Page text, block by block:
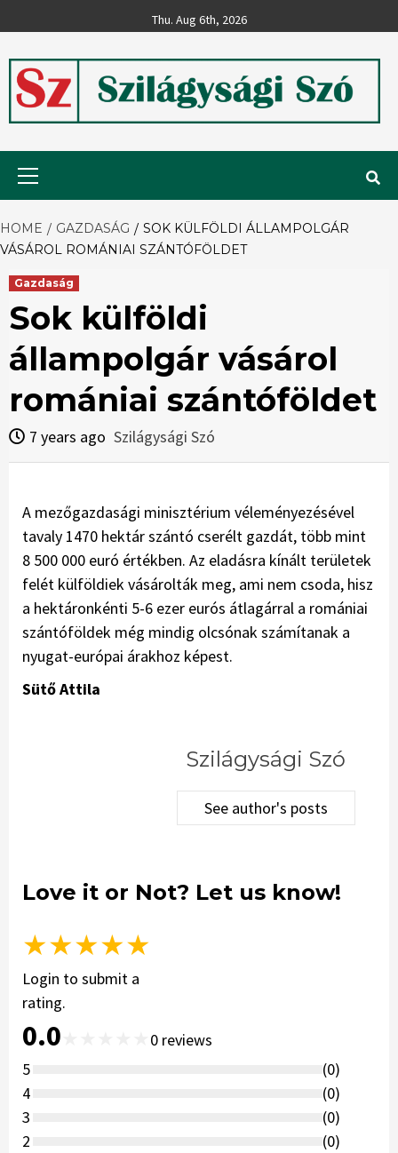
to
Thu. Aug 6th, 2026
Szilágysági
Szó
HOME GAZDASÁG
SOK KÜLFÖLDI ÁLLAMPOLGÁR
VÁSÁROL ROMÁNIAI SZÁNTÓFÖLDET
Gazdaság
Sok külföldi
állampolgár vásárol
romániai szántóföldet
7 years ago Szilágysági Szó
A mezőgazdasági minisztérium vélemé­nyezé­sével
tavaly 1470 hektár szántó cserélt gazdát, több mint
8 500 000 euró értékben. Az eladásra kínált területek
felét külföldiek vásárolták meg, ami nem csoda, hisz
a hektáronkénti 5-6 ezer eurós átlagárral a romániai
szántóföldek még mindig olcsónak számítanak a
nyugat-európai árakhoz képest.
Sütő Attila
Szilágysági Szó
See author's posts
Love it or Not? Let us know!
★★★★★
Login to submit a
rating.
0.0 0 reviews
5
(0)
4
(0)
3
(0)
2
(0)